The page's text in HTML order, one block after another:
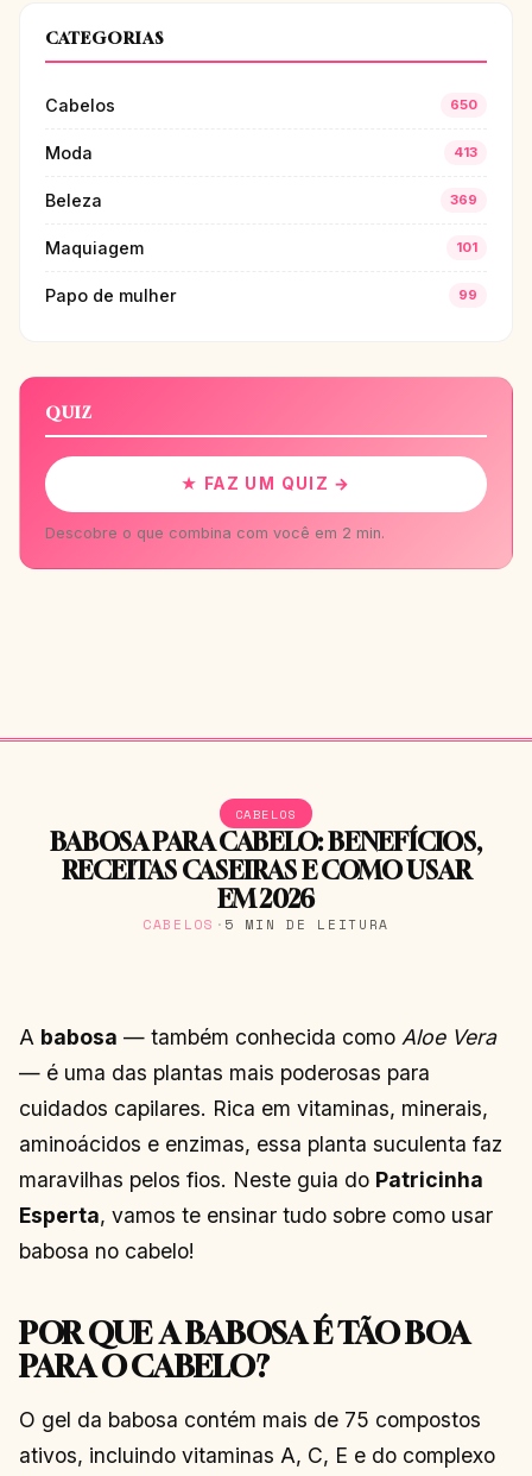
CATEGORIAS
Cabelos 650
Moda 413
Beleza 369
Maquiagem 101
Papo de mulher 99
QUIZ
★ FAZ UM QUIZ →
Descobre o que combina com você em 2 min.
CABELOS
BABOSA PARA CABELO: BENEFÍCIOS,
RECEITAS CASEIRAS E COMO USAR
EM 2026
CABELOS · 5 MIN DE LEITURA
A babosa — também conhecida como Aloe Vera
— é uma das plantas mais poderosas para
cuidados capilares. Rica em vitaminas, minerais,
aminoácidos e enzimas, essa planta suculenta faz
maravilhas pelos fios. Neste guia do Patricinha
Esperta, vamos te ensinar tudo sobre como usar
babosa no cabelo!
POR QUE A BABOSA É TÃO BOA
PARA O CABELO?
O gel da babosa contém mais de 75 compostos
ativos, incluindo vitaminas A, C, E e do complexo